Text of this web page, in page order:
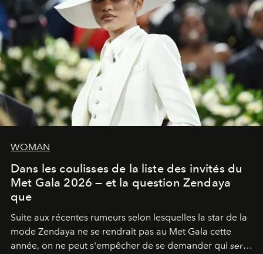
WOMAN
Dans les coulisses de la liste des invités du
Met Gala 2026 — et la question Zendaya
que
Suite aux récentes rumeurs selon lesquelles la star de la
mode Zendaya ne se rendrait pas au Met Gala cette
année, on ne peut s'empêcher de se demander qui sera